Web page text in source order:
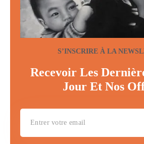
S’INSCRIRE À LA
Recevoir Les
Jour Et Nos